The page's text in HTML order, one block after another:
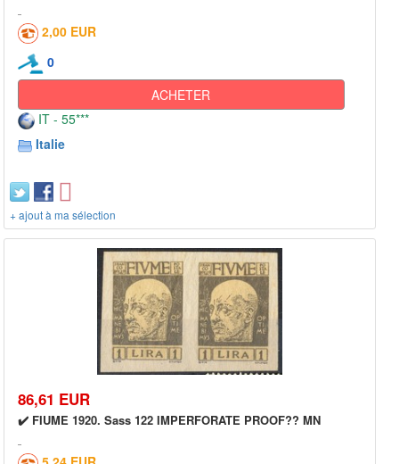
2,00 EUR
0
ACHETER
IT - 55***
Italie
+ ajout à ma sélection
86,61 EUR
✔️ FIUME 1920. Sass 122 IMPERFORATE PROOF?? MN